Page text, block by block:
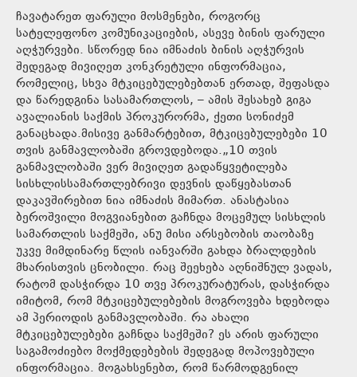
ჩავატარეთ ფარული მოსმენები, როგორც
სატელეფონო კომუნიკაციების, ასევე ბინის ფარული
აღჭურვები. სწორედ ნია იმნაძის ბინის აღჭურვის
შედეგად მივიღეთ კონკრეტული ინფორმაცია,
რომელიც, სხვა მტკიცებულებებთან ერთად, შეფასდა
და წარედგინა სასამართლოს, – ამის შესახებ გიგა
ავალიანის საქმის პროკურორმა, ქეთი სონიძემ
განაცხადა.მისივე განმარტებით, მტკიცებულებები 10
თვის განმავლობაში გროვდებოდა.„10 თვის
განმავლობაში ვერ მივიღეთ გადაწყვეტილება
სისხლისსამართლებრივი დევნის დაწყებასთან
დაკავშირებით ნია იმნაძის მიმართ. ანასტასია
ბეროშვილი მოგვიანებით გაჩნდა მოცემულ სისხლის
სამართლის საქმეში, ანუ მისი არსებობის თაობაზე
უკვე მიმდინარე წლის იანვარში გახდა ბრალდების
მხარისთვის ცნობილი. რაც შეეხება აღნიშნულ ვადას,
რატომ დასჭირდა 10 თვე პროკურატურას, დასჭირდა
იმიტომ, რომ მტკიცებულებების მოგროვება ხდებოდა
ამ პერიოდის განმავლობაში. რა ახალი
მტკიცებულებები გაჩნდა საქმეში? ეს არის ფარული
საგამოძიებო მოქმედებების შედეგად მოპოვებული
ინფორმაცია. მოგახსენებთ, რომ წარმოდგენილ